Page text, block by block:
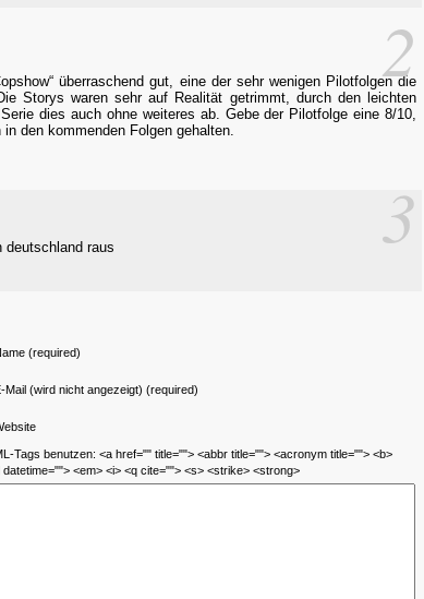
2
überraschend gut, eine der sehr wenigen Pilotfolgen die
Storys waren sehr auf Realität getrimmt, durch den leichten
dies auch ohne weiteres ab. Gebe der Pilotfolge eine 8/10,
den kommenden Folgen gehalten.
3
deutschland raus
(required)
Mail (wird nicht angezeigt) (required)
Tags benutzen: <a href="" title=""> <abbr title=""> <acronym title=""> <b>
<em> <i> <q cite=""> <s> <strike> <strong>